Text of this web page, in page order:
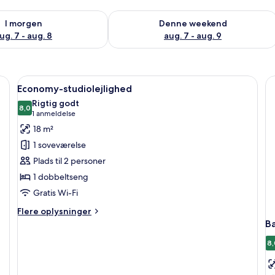
I morgen
7 - aug. 8
for i morgen aug. 7 - aug. 8
Denne weekend
aug. 7 - aug. 9
Tjek tilgængelighed for denne
stor seng, et skrivebord og et fjernsyn.
Indlæs
alle
billeder
af
Economy-
studiolejlighed
Et soveværelse med en seng, et
5
Economy-studiolejlighed
8,08,0 ud af 10
Rigtig godt
1 anmeldelse
(1
anmeldelse)
18 m²
1 soveværelse
Plads til 2 personer
1 dobbeltseng
Gratis Wi-Fi
Flere oplysninger
Flere